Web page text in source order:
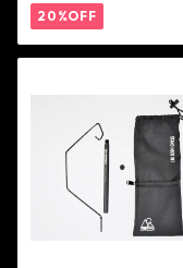
20%OFF